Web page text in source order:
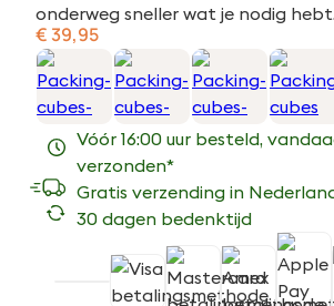
onderweg sneller wat je nodig hebt.
€39,95
Vóór 16:00 uur besteld,
verzonden*
Gratis verzending in
30 dagen bedenktijd